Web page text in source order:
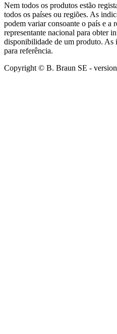
Nem todos os produtos estão
todos os países ou regiões. As
podem variar consoante o país e a
representante nacional para obter
disponibilidade de um produto. As
para referência.
Copyright © B. Braun SE - version